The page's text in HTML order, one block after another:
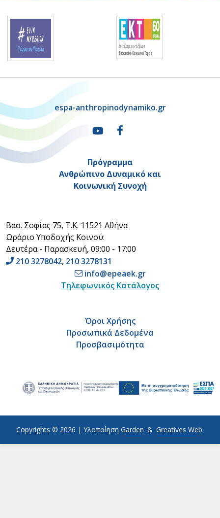
espa-anthropinodynamiko.gr
Βασ. Σοφίας 75, Τ.Κ. 11521 Αθήνα
Ωράριο Υποδοχής Κοινού:
Δευτέρα - Παρασκευή, 09:00 - 17:00
210 3278042, 210 3278131
info@epeaek.gr
Τηλεφωνικός Κατάλογος
Πρόγραμμα
Ανθρώπινο Δυναμικό και
Κοινωνική Συνοχή
Όροι Χρήσης
Προσωπικά Δεδομένα
Προσβασιμότητα
Copyrights © 2026 | Υλοποίηση Garden & Greatives Web